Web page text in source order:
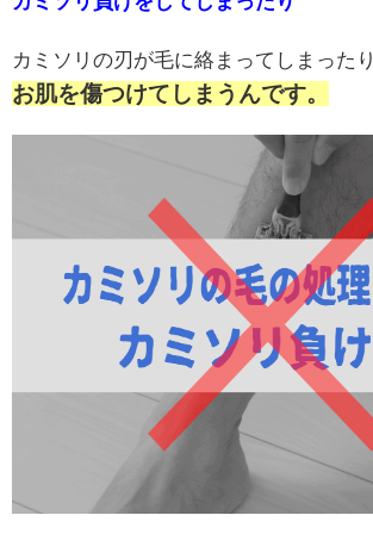
カミソリの刃が毛に絡まってしまったり
お肌を傷つけてしまうんです。